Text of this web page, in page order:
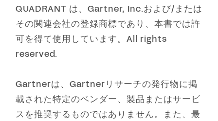
QUADRANT は、Gartner, Inc.および/または
その関連会社の登録商標であり、本書では許
可を得て使用しています。All rights
reserved.
Gartnerは、Gartnerリサーチの発行物に掲
載された特定のベンダー、製品またはサービ
スを推奨するものではありません。また、最